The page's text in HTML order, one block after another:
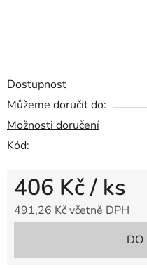
Dostupnost
Můžeme doručit do:
Možnosti doručení
Kód:
406 Kč/ ks
491,26 Kč včetně DPH
DO